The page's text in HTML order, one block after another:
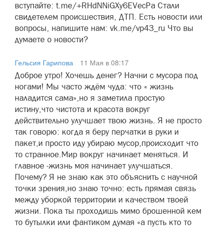
вступайте: t.me/+RHdNNiGXy6EVecPa Стали
свидетелем происшествия, ДТП. Есть новости или
вопросы, напишите нам: vk.me/vp43_ru Что вы
думаете о новости?
Гельсия Гарипова
11 Мая в 08:17
Доброе утро! Хочешь денег? Начни с мусора под
ногами! Мы часто ждём чуда: что « жизнь
наладится сама»,но я заметила простую
истину,что чистота и красота вокруг
действительно улучшает твою жизнь. Я не просто
так говорю: когда я беру перчатки в руки и
пакет,и просто иду убираю мусор,происходит что
то странное.Мир вокруг начинает меняться. И
главное -жизнь моя начинает улучшаться.
Почему? Я не знаю как это объяснить с научной
точки зрения,но знаю точно: есть прямая связь
между уборкой территории и качеством твоей
жизни. Пока ты проходишь мимо брошенной кем
то бутылки или фантиком думая «а пусть кто то